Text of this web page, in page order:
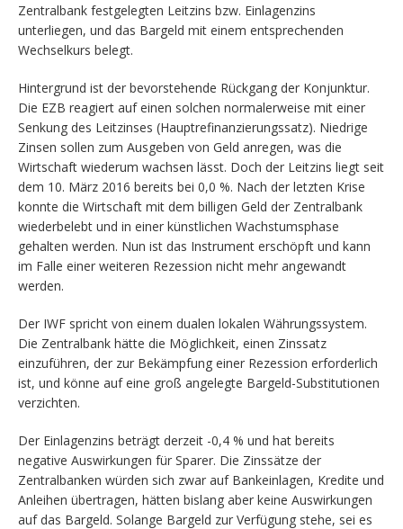
Zentralbank festgelegten Leitzins bzw. Einlagenzins
unterliegen, und das Bargeld mit einem entsprechenden
Wechselkurs belegt.
Hintergrund ist der bevorstehende Rückgang der Konjunktur.
Die EZB reagiert auf einen solchen normalerweise mit einer
Senkung des Leitzinses (Hauptrefinanzierungssatz). Niedrige
Zinsen sollen zum Ausgeben von Geld anregen, was die
Wirtschaft wiederum wachsen lässt. Doch der Leitzins liegt seit
dem 10. März 2016 bereits bei 0,0 %. Nach der letzten Krise
konnte die Wirtschaft mit dem billigen Geld der Zentralbank
wiederbelebt und in einer künstlichen Wachstumsphase
gehalten werden. Nun ist das Instrument erschöpft und kann
im Falle einer weiteren Rezession nicht mehr angewandt
werden.
Der IWF spricht von einem dualen lokalen Währungssystem.
Die Zentralbank hätte die Möglichkeit, einen Zinssatz
einzuführen, der zur Bekämpfung einer Rezession erforderlich
ist, und könne auf eine groß angelegte Bargeld-Substitutionen
verzichten.
Der Einlagenzins beträgt derzeit -0,4 % und hat bereits
negative Auswirkungen für Sparer. Die Zinssätze der
Zentralbanken würden sich zwar auf Bankeinlagen, Kredite und
Anleihen übertragen, hätten bislang aber keine Auswirkungen
auf das Bargeld. Solange Bargeld zur Verfügung stehe, sei es